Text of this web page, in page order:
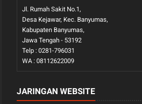
Jl. Rumah Sakit No.1,
Desa Kejawar, Kec. Banyumas,
Kabupaten Banyumas,
Jawa Tengah - 53192
Telp : 0281-796031
WA : 08112622009
JARINGAN WEBSITE